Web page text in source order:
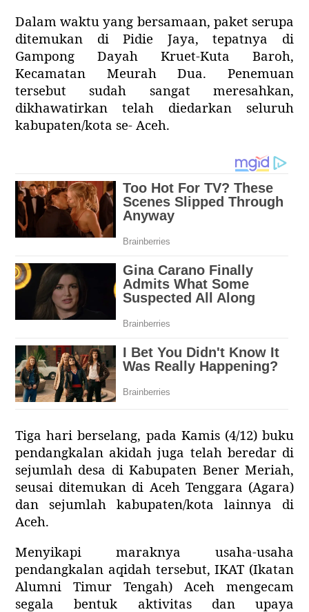
Dalam waktu yang bersamaan, paket serupa
ditemukan di Pidie Jaya, tepatnya di
Gampong Dayah Kruet-Kuta Baroh,
Kecamatan Meurah Dua. Penemuan
tersebut sudah sangat meresahkan,
dikhawatirkan telah diedarkan seluruh
kabupaten/kota se- Aceh.
Tiga hari berselang, pada Kamis (4/12) buku
pendangkalan akidah juga telah beredar di
sejumlah desa di Kabupaten Bener Meriah,
seusai ditemukan di Aceh Tenggara (Agara)
dan sejumlah kabupaten/kota lainnya di
Aceh.
Menyikapi maraknya usaha-usaha
pendangkalan aqidah tersebut, IKAT (Ikatan
Alumni Timur Tengah) Aceh mengecam
segala bentuk aktivitas dan upaya